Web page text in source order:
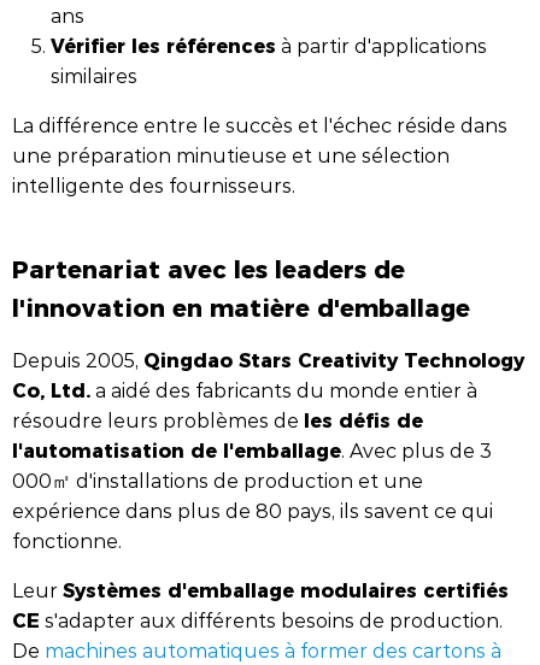
ans
Vérifier les références à partir d'applications
similaires
La différence entre le succès et l'échec réside dans
une préparation minutieuse et une sélection
intelligente des fournisseurs.
Partenariat avec les leaders de
l'innovation en matière d'emballage
Depuis 2005, Qingdao Stars Creativity Technology
Co, Ltd.a aidé des fabricants du monde entier à
résoudre leurs problèmes de les défis de
l'automatisation de l'emballage. Avec plus de 3
000㎡ d'installations de production et une
expérience dans plus de 80 pays, ils savent ce qui
fonctionne.
Leur Systèmes d'emballage modulaires certifiés
CE s'adapter aux différents besoins de production.
De machines automatiques à former des cartons à